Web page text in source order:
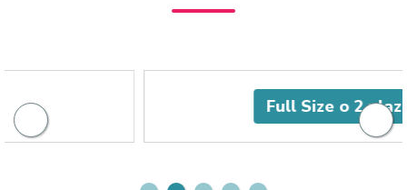
Full Size o 2 plazas